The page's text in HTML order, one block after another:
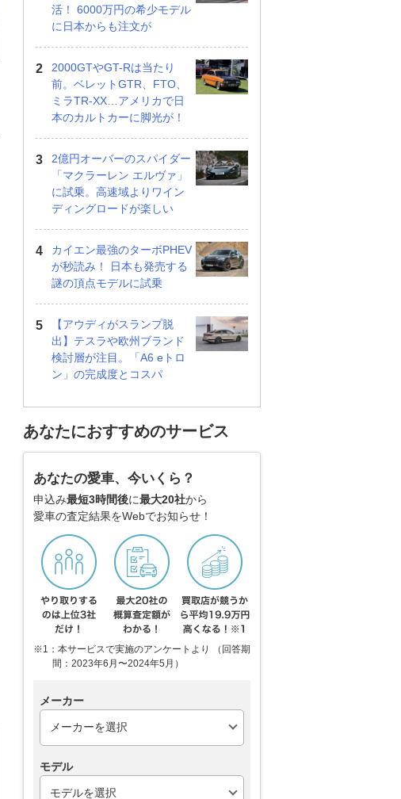
活！ 6000万円の希少モデル
に日本からも注文が
2000GTやGT-Rは当たり
前。ベレットGTR、FTO、
ミラTR-XX…アメリカで日
本のカルトカーに脚光が！
2億円オーバーのスパイダー
「マクラーレン エルヴァ」
に試乗。高速域よりワイン
ディングロードが楽しい
カイエン最強のターボPHEV
が秒読み！ 日本も発売する
謎の頂点モデルに試乗
【アウディがスランプ脱
出】テスラや欧州ブランド
検討層が注目。「A6 eトロ
ン」の完成度とコスパ
あなたにおすすめのサービス
あなたの愛車、今いくら？
申込み最短3時間後に最大20社から
愛車の査定結果をWebでお知らせ！
※1：本サービスで実施のアンケートより （回答期
間：2023年6月〜2024年5月）
メーカー
モデル